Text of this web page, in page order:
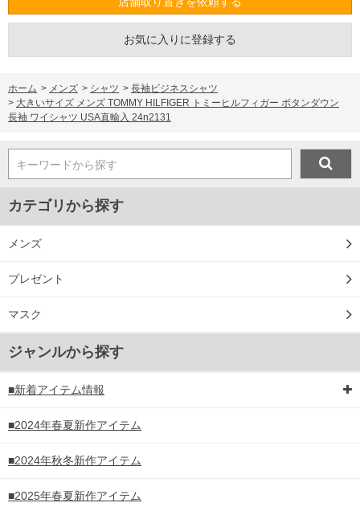
お気に入りに登録する
ホーム > メンズ > シャツ > 長袖ビジネスシャツ
> 大きいサイズ メンズ TOMMY HILFIGER トミーヒルフィガー ボタンダウン
長袖 ワイシャツ USA直輸入 24n2131
キーワードから探す
カテゴリから探す
メンズ
プレゼント
マスク
ジャンルから探す
■新着アイテム情報
■2024年春夏新作アイテム
■2024年秋冬新作アイテム
■2025年春夏新作アイテム